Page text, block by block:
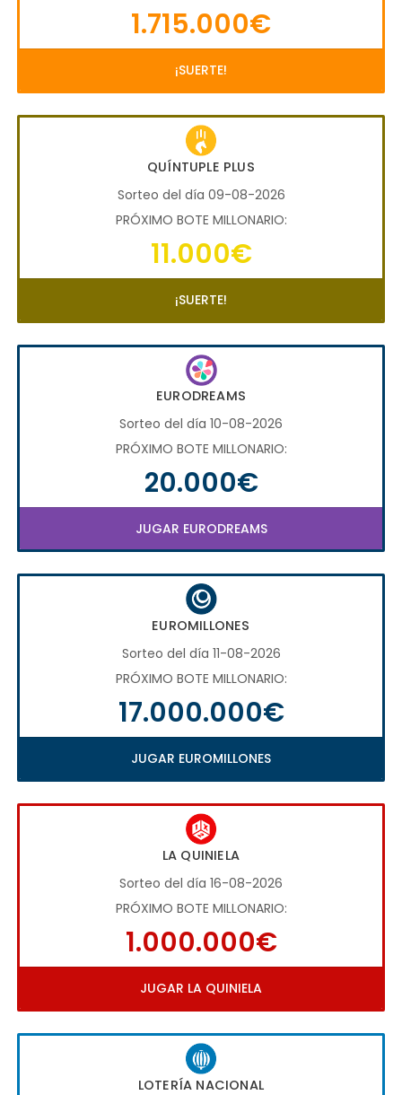
1.715.000€
¡SUERTE!
QUÍNTUPLE PLUS
Sorteo del día 09-08-2026
PRÓXIMO BOTE MILLONARIO:
11.000€
¡SUERTE!
EURODREAMS
Sorteo del día 10-08-2026
PRÓXIMO BOTE MILLONARIO:
20.000€
JUGAR EURODREAMS
EUROMILLONES
Sorteo del día 11-08-2026
PRÓXIMO BOTE MILLONARIO:
17.000.000€
JUGAR EUROMILLONES
LA QUINIELA
Sorteo del día 16-08-2026
PRÓXIMO BOTE MILLONARIO:
1.000.000€
JUGAR LA QUINIELA
LOTERÍA NACIONAL